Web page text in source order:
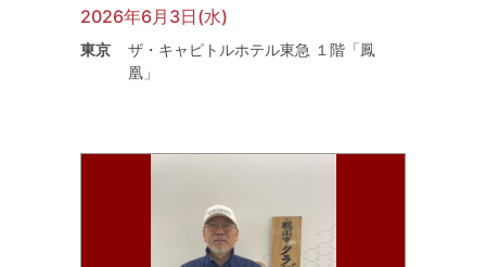
2026年6月3日(水)
東京
ザ・キャピトルホテル東急 １階「鳳
凰」